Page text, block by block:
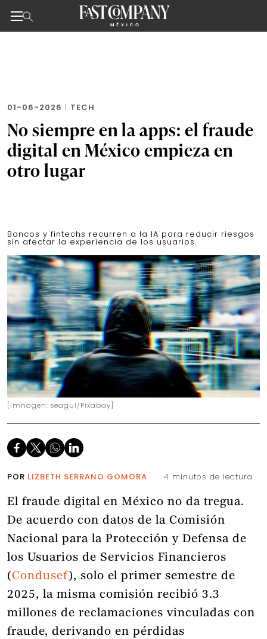
01-06-2026 | TECH
No siempre en la apps: el fraude
digital en México empieza en
otro lugar
Bancos y fintechs recurren a la IA para reducir riesgos
sin afectar la experiencia de los usuarios.
[Imnagen: seagul/Pixabay]
POR LIZBETH SERRANO GOMORA 4 minutos de lectura
El fraude digital en México no da tregua.
De acuerdo con datos de la Comisión
Nacional para la Protección y Defensa de
los Usuarios de Servicios Financieros
(Condusef ), solo el primer semestre de
2025, la misma comisión recibió 3.3
millones de reclamaciones vinculadas con
fraude, derivando en pérdidas